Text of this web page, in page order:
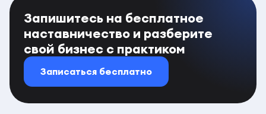
Запишитесь на бесплатное
наставничество и разберите
свой бизнес с практиком
Записаться бесплатно